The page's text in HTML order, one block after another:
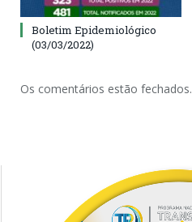
Boletim Epidemiológico
(03/03/2022)
Os comentários estão fechados.